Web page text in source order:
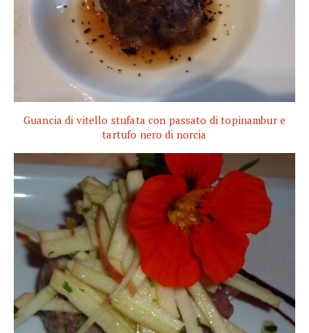
Guancia di vitello stufata con passato di topinambur e
tartufo nero di norcia